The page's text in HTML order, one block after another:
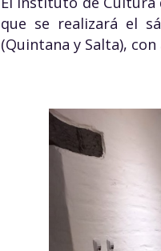
que se realizará el
(Quintana y Salta),